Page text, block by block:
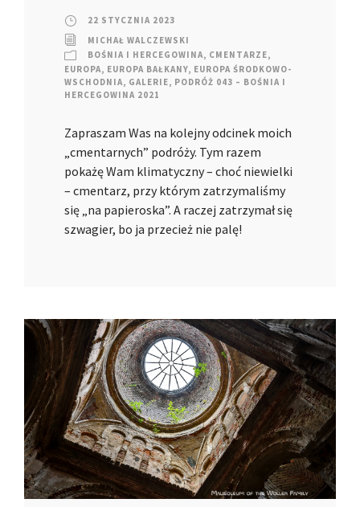
22 STYCZNIA 2023
MICHAŁ WALCZEWSKI
BOŚNIA I HERCEGOWINA, CMENTARZE,
EUROPA, EUROPA BAŁKANY, EUROPA ŚRODKOWO-
WSCHODNIA, GALERIE, PODRÓŻ 043 – BOŚNIA I
HERCEGOWINA 2021
Zapraszam Was na kolejny odcinek moich
„cmentarnych” podróży. Tym razem
pokażę Wam klimatyczny – choć niewielki
– cmentarz, przy którym zatrzymaliśmy
się „na papieroska”. A raczej zatrzymał się
szwagier, bo ja przecież nie palę!